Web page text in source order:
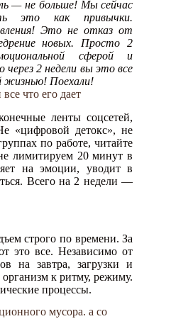
— не больше! Мы сейчас
это как привычки.
Это не отказ от
новых. Просто 2
сферой и
2 недели вы это все
жизнью! Поехали!
что его дает
ленты соцсетей,
«цифровой детокс», не
по работе, читайте
лимитируем 20 минут в
на эмоции, уводит в
Всего на 2 недели —
строго по времени. За
это все. Независимо от
на завтра, загрузки и
к ритму, режиму.
процессы.
мусора. а со